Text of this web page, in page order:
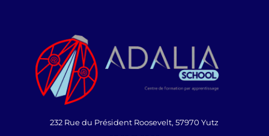
232 Rue du Président Roosevelt, 57970 Yutz